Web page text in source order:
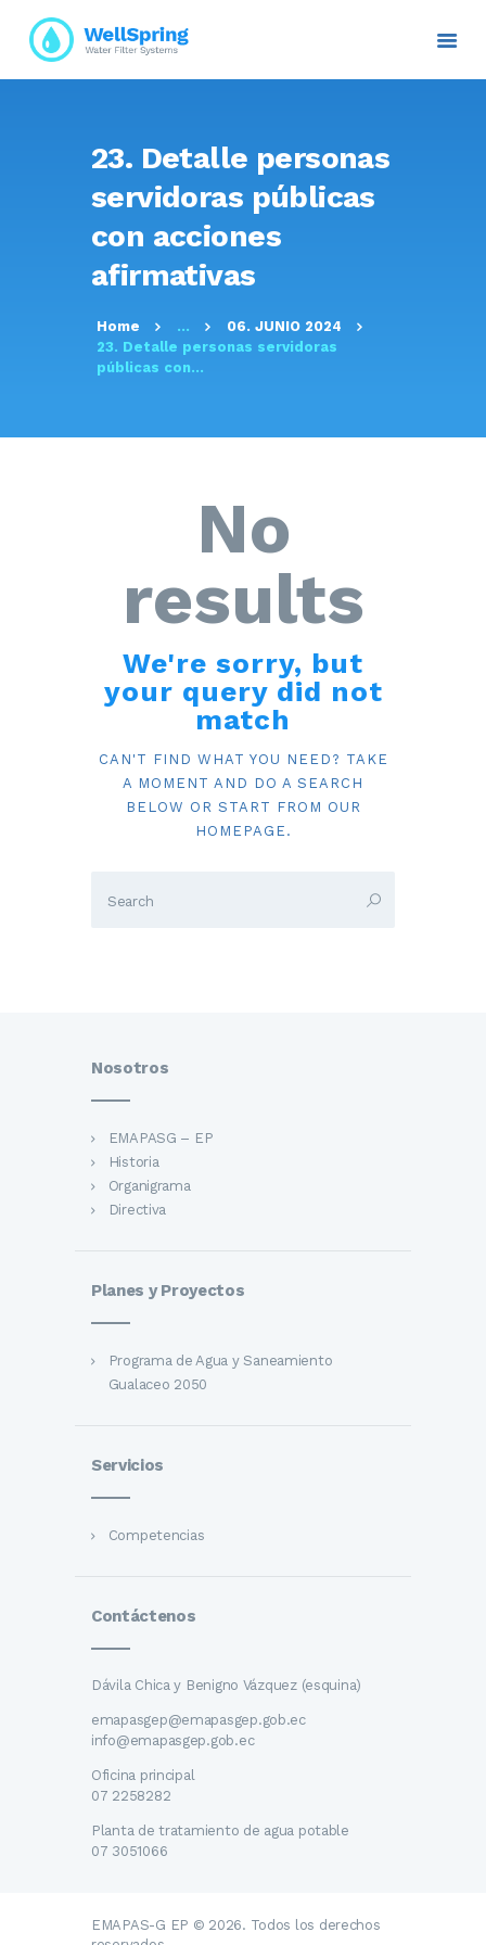
23. Detalle personas
servidoras públicas
con acciones
afirmativas
Home ...
06. JUNIO 2024
23. Detalle personas servidoras
públicas con...
INICIO
NOSOTROS
PLANES Y PROYECTOS
SERVICIOS
ATENCIÓN AL CLIENTE
RESOLUCIONES
CONTACTO E
No
results
We're sorry, but
your query did not
match
CAN'T FIND WHAT YOU NEED? TAKE
A MOMENT AND DO A SEARCH
BELOW OR START FROM OUR
HOMEPAGE .
Nosotros
EMAPASG – EP
Historia
Organigrama
Directiva
Planes y Proyectos
Programa de Agua y Saneamiento
Gualaceo 2050
Servicios
Competencias
Contáctenos
Dávila Chica y Benigno Vázquez (esquina)
emapasgep@emapasgep.gob.ec
info@emapasgep.gob.ec
Oficina principal
07 2258282
Planta de tratamiento de agua potable
07 3051066
EMAPAS-G EP © 2026. Todos los derechos